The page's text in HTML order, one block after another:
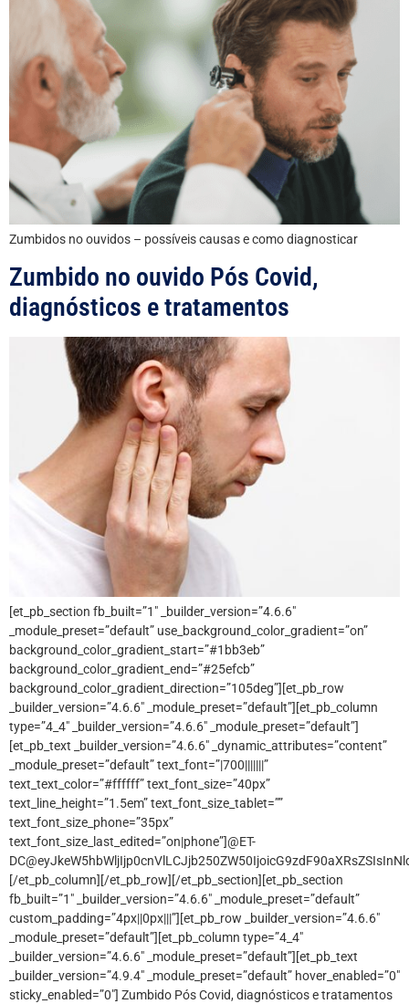
Zumbidos no ouvidos – possíveis causas e como diagnosticar
Zumbido no ouvido Pós Covid,
diagnósticos e tratamentos
[et_pb_section fb_built=”1″ _builder_version=”4.6.6″
_module_preset=”default” use_background_color_gradient=”on”
background_color_gradient_start=”#1bb3eb”
background_color_gradient_end=”#25efcb”
background_color_gradient_direction=”105deg”][et_pb_row
_builder_version=”4.6.6″ _module_preset=”default”][et_pb_column
type=”4_4″ _builder_version=”4.6.6″ _module_preset=”default”]
[et_pb_text _builder_version=”4.6.6″ _dynamic_attributes=”content”
_module_preset=”default” text_font=”|700|||||||”
text_text_color=”#ffffff” text_font_size=”40px”
text_line_height=”1.5em” text_font_size_tablet=””
text_font_size_phone=”35px”
text_font_size_last_edited=”on|phone”]@ET-
[/et_pb_column][/et_pb_row][/et_pb_section][et_pb_section
fb_built=”1″ _builder_version=”4.6.6″ _module_preset=”default”
custom_padding=”4px||0px|||”][et_pb_row _builder_version=”4.6.6″
_module_preset=”default”][et_pb_column type=”4_4″
_builder_version=”4.6.6″ _module_preset=”default”][et_pb_text
_builder_version=”4.9.4″ _module_preset=”default” hover_enabled=”0″
sticky_enabled=”0″] Zumbido Pós Covid, diagnósticos e tratamentos